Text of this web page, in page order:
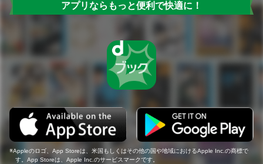
アプリならもっと便利で快適に！
Appleのロゴ、App Storeは、米国もしくはその他の国や地域におけるApple Inc.の商標で
す。App Storeは、Apple Inc.のサービスマークです。